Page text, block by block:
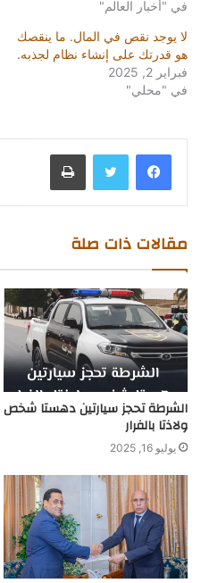
في "أخبار العالم"
لا يوجد نقص في المال. ما ينقصك
هو قدرتك على إنشاء نظام لجذبه.
فبراير 2, 2025
في "محلي"
طباعة
مقالات ذات صلة
الشرطة تحجز سيارتين دهستا شخص
ولاذتا بالفرار
يوليو 16, 2025